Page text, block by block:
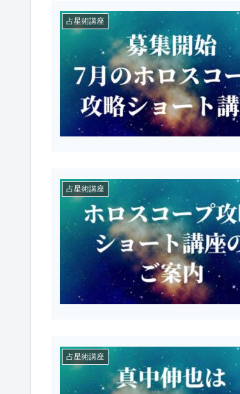
占星術講座
占星術講座
占星術講座